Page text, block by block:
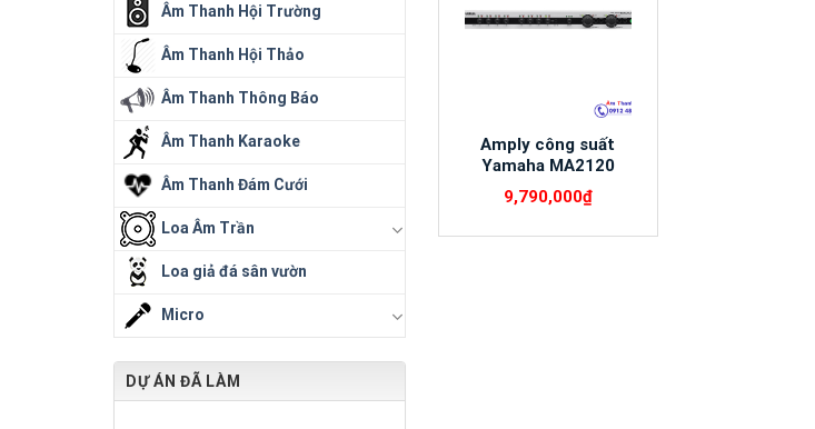
Âm Thanh Hội Trường
Âm Thanh Hội Thảo
Âm Thanh Thông Báo
Âm Thanh Karaoke
Âm Thanh Đám Cưới
Loa Âm Trần
Loa giả đá sân vườn
Micro
DỰ ÁN ĐÃ LÀM
Amply công suất
Yamaha MA2120
9,790,000₫